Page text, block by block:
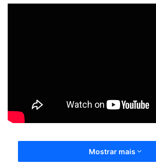
Mostrar mais